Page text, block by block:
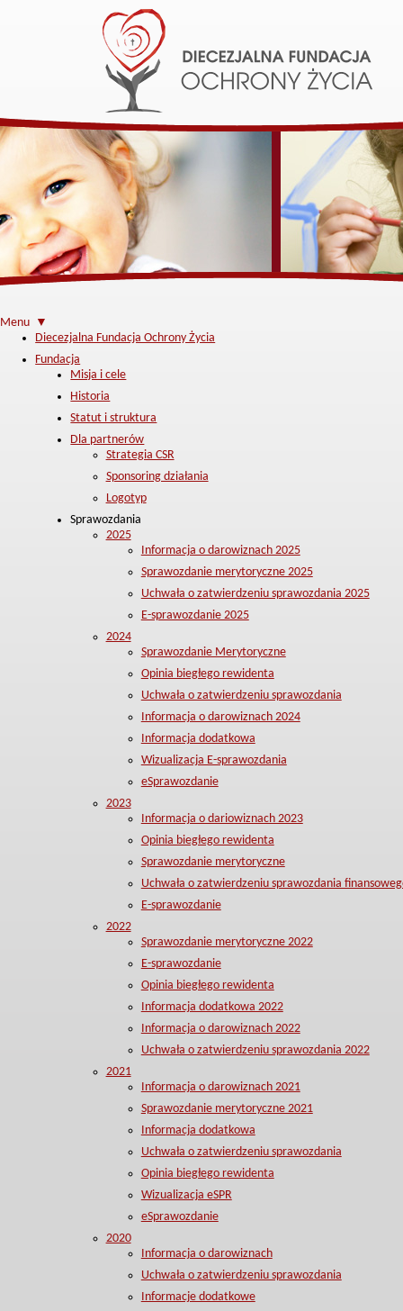
Menu ▼
Diecezjalna Fundacja Ochrony Życia
Fundacja
Misja i cele
Historia
Statut i struktura
Dla partnerów
Strategia CSR
Sponsoring działania
Logotyp
Sprawozdania
2025
Informacja o darowiznach 2025
Sprawozdanie merytoryczne 2025
Uchwała o zatwierdzeniu sprawozdania 2025
E-sprawozdanie 2025
2024
Sprawozdanie Merytoryczne
Opinia biegłego rewidenta
Uchwała o zatwierdzeniu sprawozdania
Informacja o darowiznach 2024
Informacja dodatkowa
Wizualizacja E-sprawozdania
eSprawozdanie
2023
Informacja o dariowiznach 2023
Opinia biegłego rewidenta
Sprawozdanie merytoryczne
Uchwała o zatwierdzeniu sprawozdania
E-sprawozdanie
2022
Sprawozdanie merytoryczne 2022
E-sprawozdanie
Opinia biegłego rewidenta
Informacja dodatkowa 2022
Informacja o darowiznach 2022
Uchwała o zatwierdzeniu sprawozdania 2022
2021
Informacja o darowiznach 2021
Sprawozdanie merytoryczne 2021
Informacja dodatkowa
Uchwała o zatwierdzeniu sprawozdania
Opinia biegłego rewidenta
Wizualizacja eSPR
eSprawozdanie
2020
Informacja o darowiznach
Uchwała o zatwierdzeniu sprawozdania
Informacje dodatkowe